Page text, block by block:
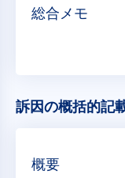
総合メモ
訴因の概括的記
概要